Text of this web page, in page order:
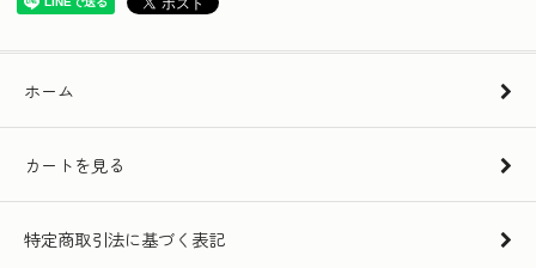
ホーム
カートを見る
特定商取引法に基づく表記